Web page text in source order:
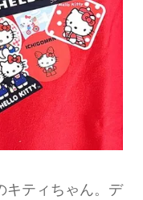
キティちゃん。デ